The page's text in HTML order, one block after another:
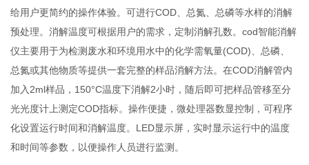
给用户更简约的操作体验。可进行COD、总氮、总磷等水样的消解
预处理。消解温度可根据用户的需求，定制消解孔数。cod智能消解
仪主要用于为检测废水和环境用水中的化学需氧量(COD)、总磷、
总氮或其他物质等提供一套完整的样品消解方法。在COD消解管内
加入2ml样品，150°C温度下消解2小时，随后即可把样品管移至分
光光度计上测定COD指标。操作便捷，微处理器数显控制，可程序
化设置运行时间和消解温度。LED显示屏，实时显示运行中的温度
和时间等参数，以便操作人员进行监测。